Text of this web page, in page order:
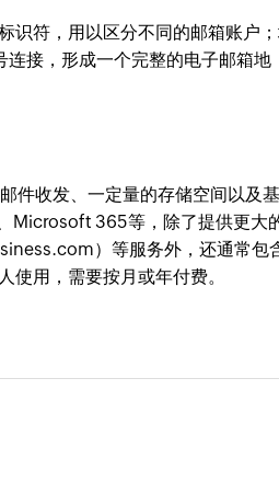
识符，用以区分不同的邮箱账户
接，形成一个完整的电子邮箱地
件收发、一定量的存储空间以及
Microsoft 365等，除了提供更大
）等服务外，还通常包
用，需要按月或年付费。